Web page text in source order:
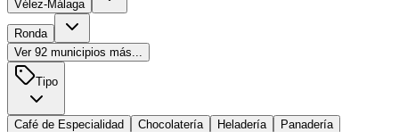
Vélez-Málaga
Ronda
Ver 92 municipios más...
Tipo
Café de Especialidad Chocolatería Heladería
Panadería